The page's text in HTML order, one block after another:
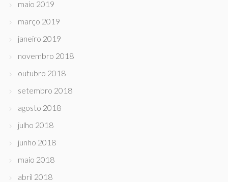
maio 2019
março 2019
janeiro 2019
novembro 2018
outubro 2018
setembro 2018
agosto 2018
julho 2018
junho 2018
maio 2018
abril 2018